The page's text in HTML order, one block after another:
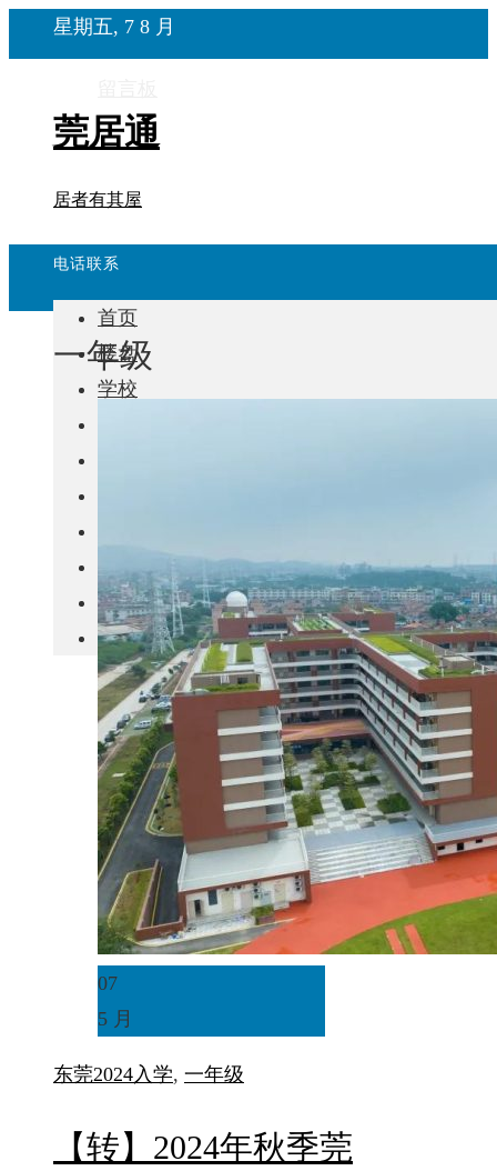
星期五, 7 8 月
莞居通
居者有其屋
电话联系
首页
楼盘
学校
房产政策
中国
其他
一年级
07
5 月
东莞2024入学, 一年级
【转】2024年秋季莞